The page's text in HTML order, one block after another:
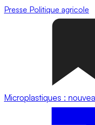
Presse Politique agricole
Microplastiques :